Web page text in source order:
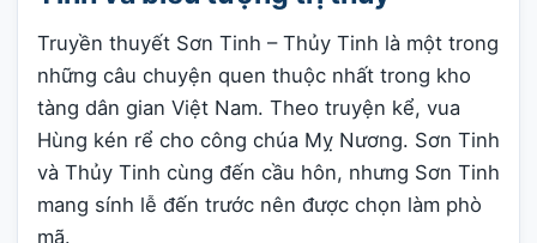
Truyền thuyết Sơn Tinh – Thủy Tinh là một trong
những câu chuyện quen thuộc nhất trong kho
tàng dân gian Việt Nam. Theo truyện kể, vua
Hùng kén rể cho công chúa Mỵ Nương. Sơn Tinh
và Thủy Tinh cùng đến cầu hôn, nhưng Sơn Tinh
mang sính lễ đến trước nên được chọn làm phò
mã.